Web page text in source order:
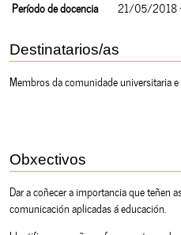
Período de docencia
21/05/2018
Destinatarios/as
Membros da comunidade universitaria e
Obxectivos
Dar a coñecer a importancia que teñen
comunicación aplicadas á educación.